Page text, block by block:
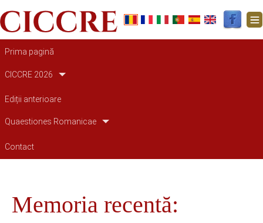
Main navigation
Prima pagină
CICCRE 2026
Ediții anterioare
Quaestiones Romanicae
Contact
Memoria recentă: